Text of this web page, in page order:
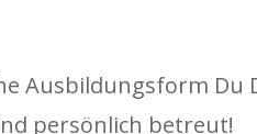
Ausbildungsform Du
persönlich betreut!